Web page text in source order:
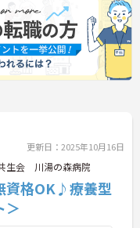
更新日：2025年10月16日
生会 川湯の森病院
資格OK♪療養型
＞